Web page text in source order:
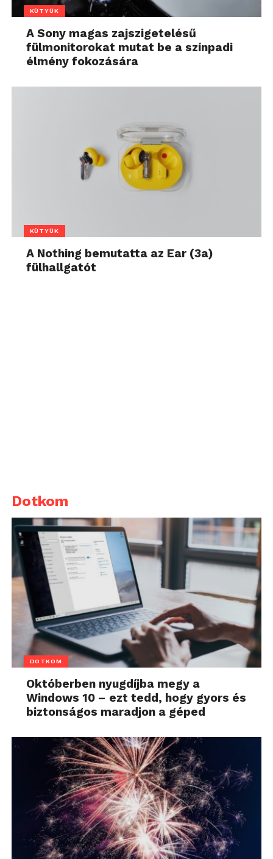
KÜTYÜK
A Sony magas zajszigetelésű
fülmonitorokat mutat be a színpadi
élmény fokozására
KÜTYÜK
A Nothing bemutatta az Ear (3a)
fülhallgatót
Dotkom
DOTKOM
Októberben nyugdíjba megy a
Windows 10 – ezt tedd, hogy gyors és
biztonságos maradjon a géped